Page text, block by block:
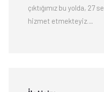
çıktığımız bu yolda, 27
hizmet etmekteyiz…